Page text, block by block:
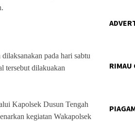
pada hari sabtu
tersebut dilakuakan
Kapolsek Dusun Tengah
kegiatan Wakapolsek
RIMAU